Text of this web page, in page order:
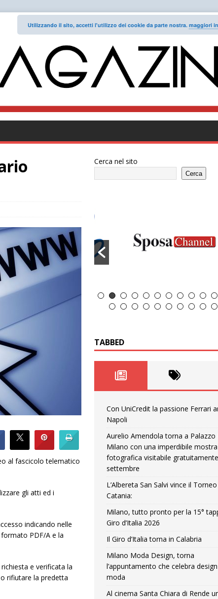
al fascicolo telematico
gli atti ed i
indicando nelle
PDF/A e la
e verificata la
rifiutare la predetta
Cerca nel sito
Cerca
TABBED
Con UniCredit la passione Ferrari
Napoli
Aurelio Amendola torna a Palazzo
Milano con una imperdibile mostra
fotografica visitabile
settembre
L’Albereta San Salvi vince il
Catania:
Milano, tutto pronto per la 15°
Giro d’Italia 2026
Il Giro d’Italia torna in Calabria
Milano Moda Design, torna
l’appuntamento che celebra
moda
Al cinema Santa Chiara di Rende
Utilizzando il sito, accetti l'utilizzo dei cookie da parte nostra. maggiori